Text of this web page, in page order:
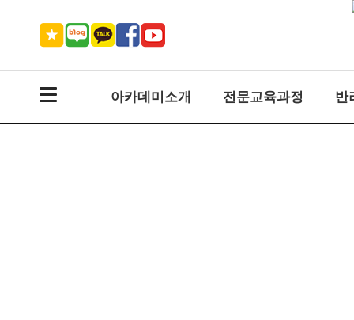
아카데미소개 전문교육과정 반